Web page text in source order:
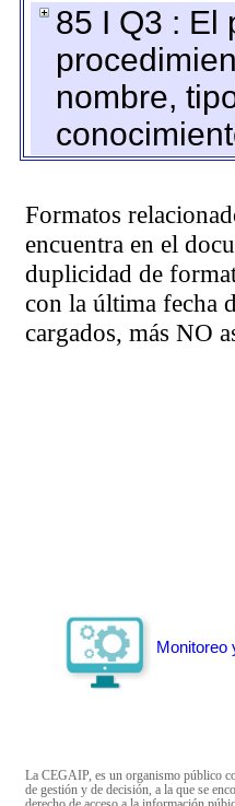
85 I Q3 : El
nombre,
Formatos
encuentra en el
duplicidad de
con la última fecha
cargados, más NO
Monitoreo
La CEGAIP, es un organismo público
de gestión y de decisión, a la que se